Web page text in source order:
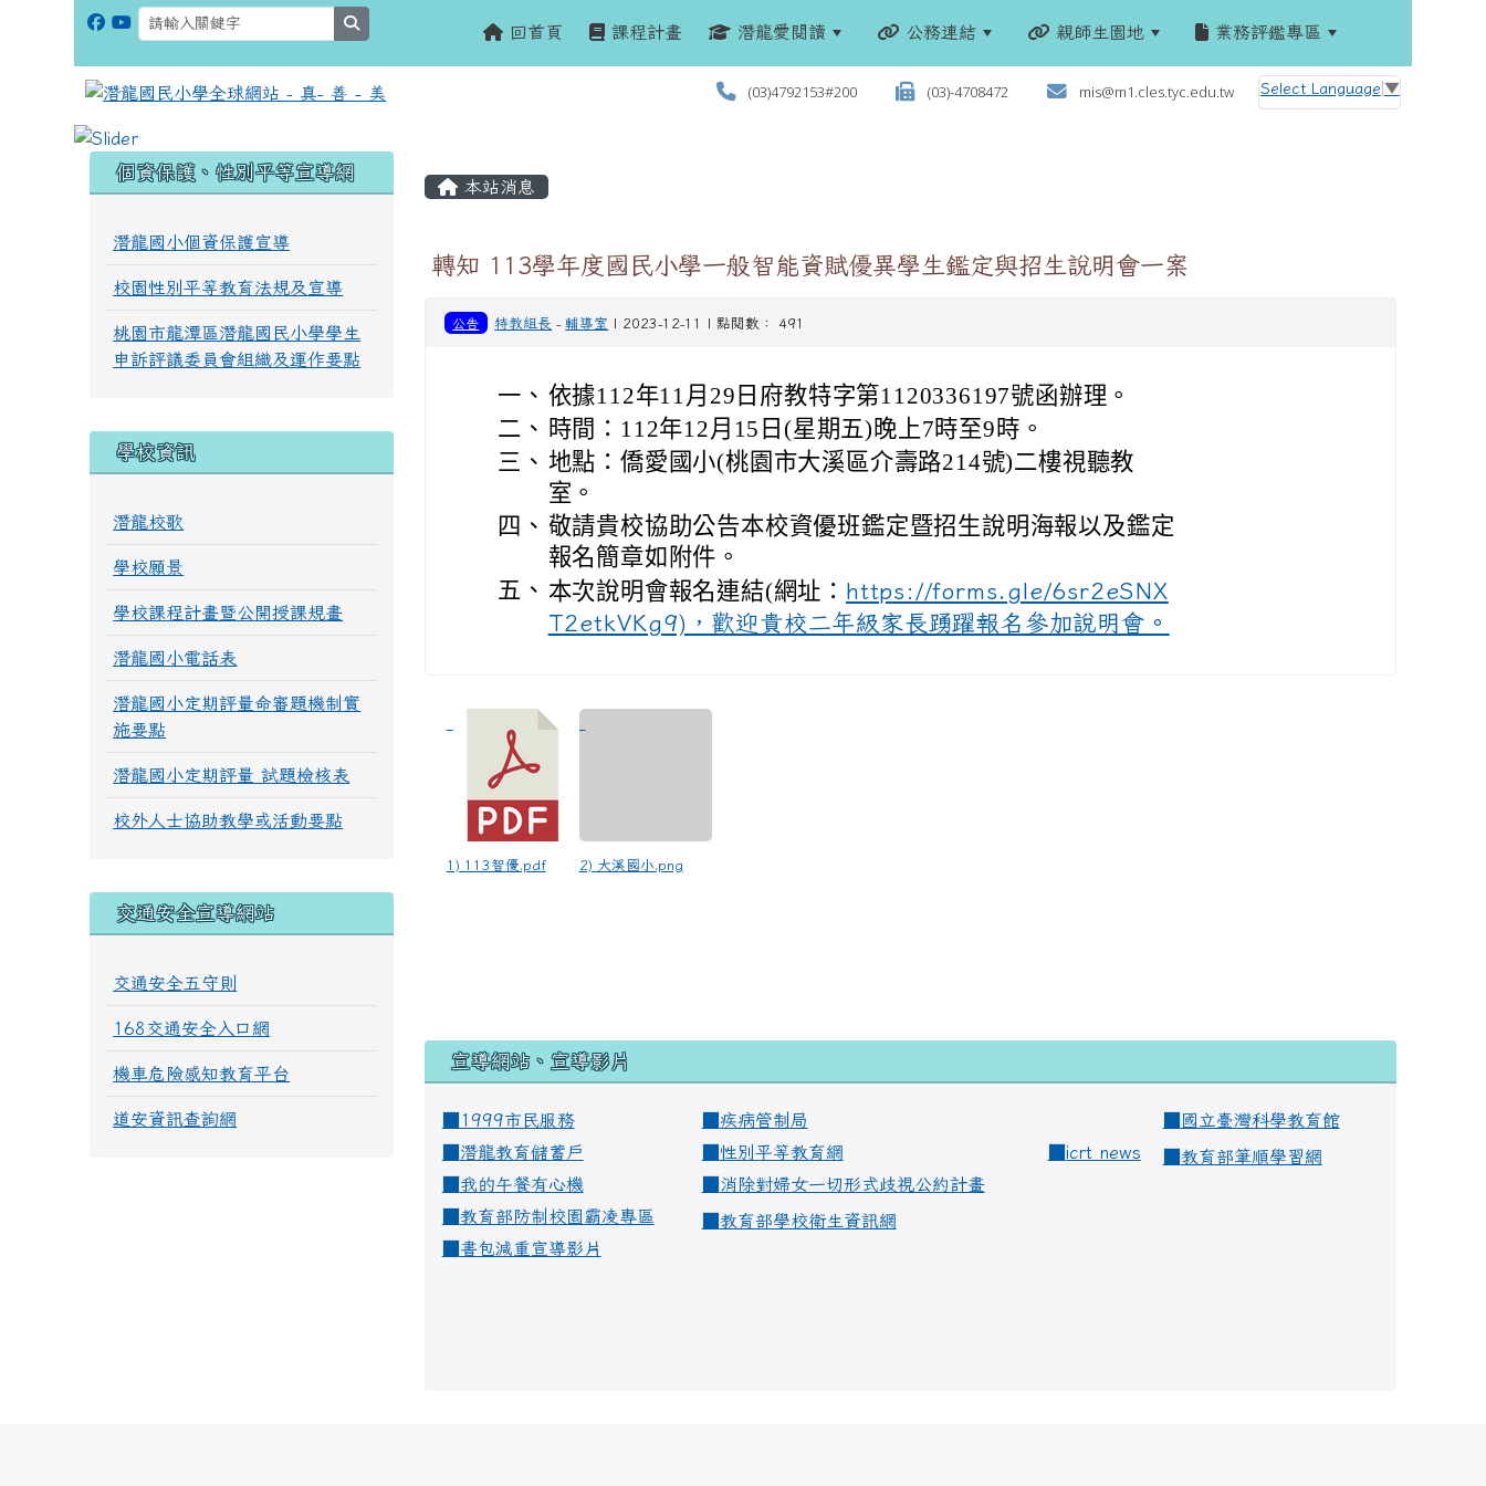
回首頁 課程計畫 潛龍愛閱讀 公務連結 親師生園地 業務評鑑專區
(03)4792153#200 (03)-4708472 mis@m1.cles.tyc.edu.tw Select Language ▼
本站消息
轉知 113學年度國民小學一般智能資賦優異學生鑑定與招生說明會一案
公告 特教組長 -輔導室 | 2023-12-11 | 點閱數： 491
一、 依據112年11月29日府教特字第1120336197號函辦理。
二、 時間：112年12月15日(星期五)晚上7時至9時。
三、 地點：僑愛國小(桃園市大溪區介壽路214號)二樓視聽教
室。
四、 敬請貴校協助公告本校資優班鑑定暨招生說明海報以及鑑定
報名簡章如附件。
五、 本次說明會報名連結(網址： https://forms.gle/6sr2eSNX
T2etkVKg9)，歡迎貴校二年級家長踴躍報名參加說明會。
1) 113智優.pdf 2) 大溪國小.png
宣導網站、宣導影片
■1999市民服務 疾病管制局
國立臺灣科學教育館
潛龍教育儲蓄戶 性別平等教育網 icrt news
教育部筆順學習網
我的午餐有心機
消除對婦女一切形式歧視公約計畫
教育部防制校園霸凌專區
教育部學校衛生資訊網
書包減重宣導影片
個資保護、性別平等宣導網
潛龍國小個資保護宣導
校園性別平等教育法規及宣導
桃園市龍潭區潛龍國民小學學生
申訴評議委員會組織及運作要點
學校資訊
潛龍校歌
學校願景
學校課程計畫暨公開授課規畫
潛龍國小電話表
潛龍國小定期評量命審題機制實
施要點
潛龍國小定期評量 試題檢核表
校外人士協助教學或活動要點
交通安全宣導網站
交通安全五守則
168交通安全入口網
機車危險感知教育平台
道安資訊查詢網